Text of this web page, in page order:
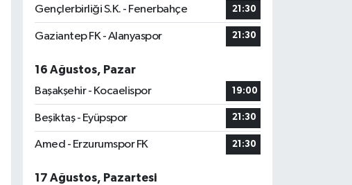
Gençlerbirliği S.K. - Fenerbahçe 21:30
Gaziantep FK - Alanyaspor 21:30
16 Ağustos, Pazar
Başakşehir - Kocaelispor
19:00
Beşiktaş - Eyüpspor 21:30
Amed - Erzurumspor FK 21:30
17 Ağustos, Pazartesi